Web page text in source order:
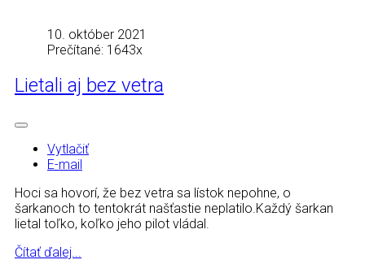
10. október 2021
Prečítané: 1643x
Lietali aj bez vetra
Vytlačiť
E-mail
Hoci sa hovorí, že bez vetra sa lístok nepohne, o
šarkanoch to tentokrát našťastie neplatilo.Každý šarkan
lietal toľko, koľko jeho pilot vládal.
Čítať ďalej...